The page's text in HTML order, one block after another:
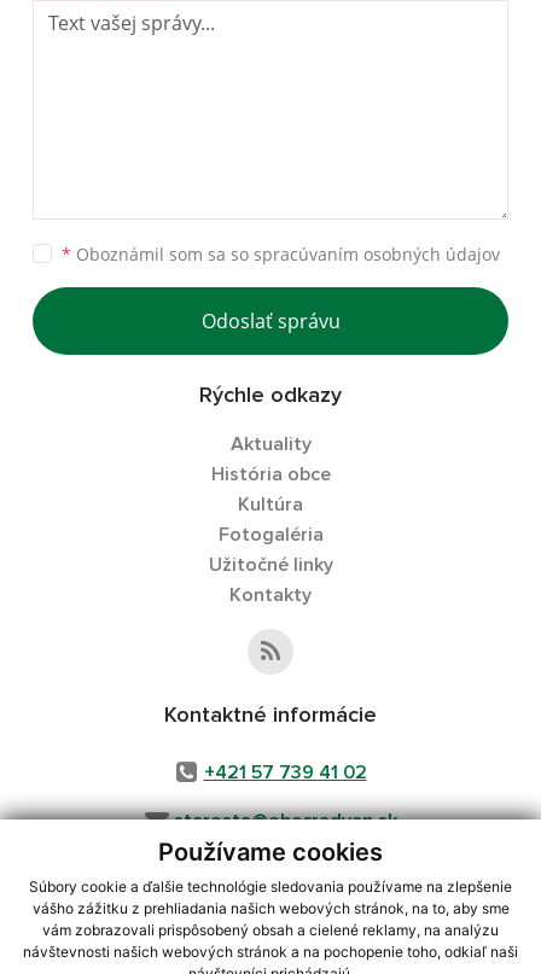
Používame cookies
Súbory cookie a ďalšie technológie sledovania používame na zlepšenie
vášho zážitku z prehliadania našich webových stránok, na to, aby sme
vám zobrazovali prispôsobený obsah a cielené reklamy, na analýzu
návštevnosti našich webových stránok a na pochopenie toho, odkiaľ naši
* Oboznámil som sa so spracúvaním osobných údajov
Odoslať správu
Rýchle odkazy
Aktuality
História obce
Kultúra
Fotogaléria
Užitočné linky
Kontakty
Kontaktné informácie
+421 57 739 41 02
starosta@obecradvan.sk
využite možnosť získavania aktuálnych informácií s využitím RSS
CMS systém (redakčný) systém ECHELON 2,Mapa stránok,web portál